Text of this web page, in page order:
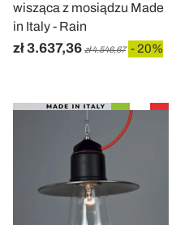
wisząca z mosiądzu Made
in Italy - Rain
zł 3.637,36 zł 4.546,67 - 20%